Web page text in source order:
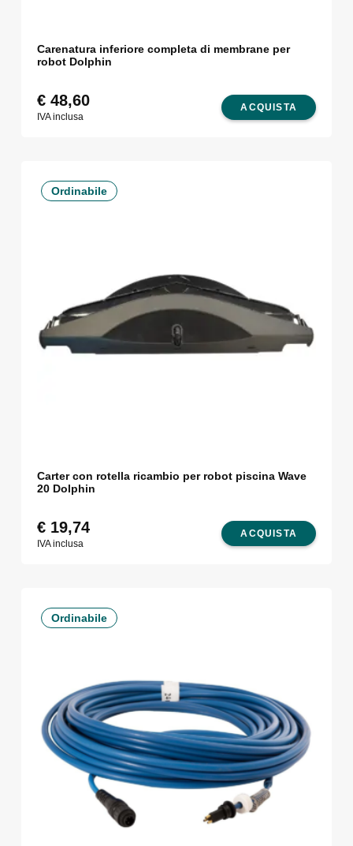
Carenatura inferiore completa di membrane per
robot Dolphin
ACQUISTA
€48,60
IVA inclusa
Ordinabile
Carter con rotella ricambio per robot piscina Wave
20 Dolphin
ACQUISTA
€19,74
IVA inclusa
Ordinabile